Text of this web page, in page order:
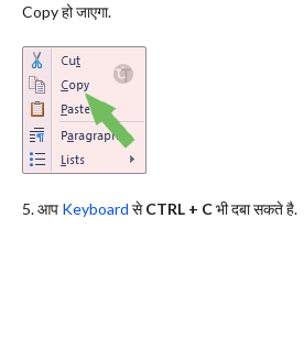
Copy हो जाएगा.
5. आप Keyboard सेCTRL + Cभी दबा सकते है.